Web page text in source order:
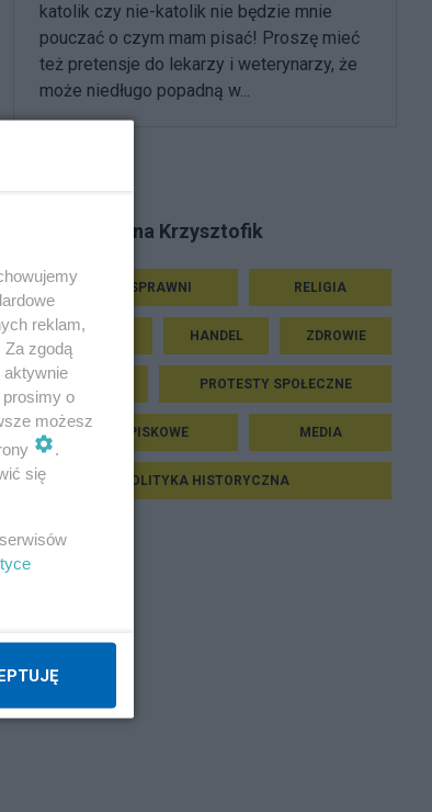
katolik czy nie-katolik nie będzie mnie
pouczać o czym mam pisać! Proszę mieć
też pretensje do lekarzy i weterynarzy, że
może niedługo popadną w...
Tematy Joanna Krzysztofik
NIEPEŁNOSPRAWNI RELIGIA
LITERATURA HANDEL ZDROWIE
PROTESTY SPOŁECZNE
TEORIE SPISKOWE MEDIA
POLITYKA HISTORYCZNA
reklam,
Za zgodą
aktywnie
o
możesz
.
się